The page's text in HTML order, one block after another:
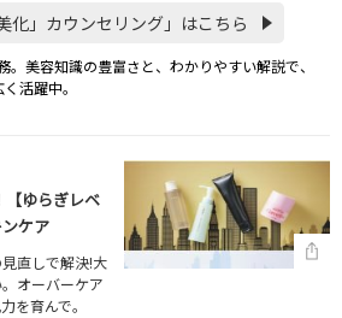
化」カウンセリング」はこちら
美容知識の豊富さと、わかりやすい解説で、
活躍中。
【ゆらぎレベ
ケア
直しで解決!大
オーバーケア
を育んで。